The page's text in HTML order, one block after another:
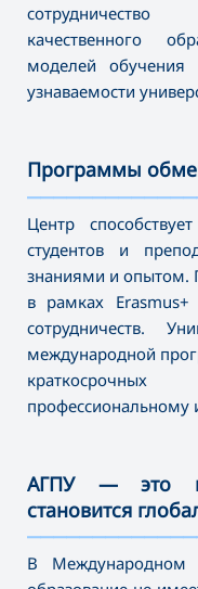
сотрудничество
качественного
моделей
узнаваемости
Программы
Центр
студентов и
знаниями и опытом.
в рамках
сотрудничеств.
международной
краткосрочных
профессиональному
АГПУ — это
становится
В